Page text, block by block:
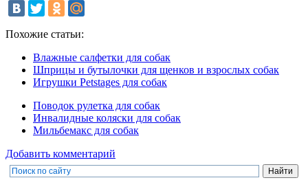
Похожие статьи:
Влажные салфетки для собак
Шприцы и бутылочки для щенков и взрослых собак
Игрушки Petstages для собак
Поводок рулетка для собак
Инвалидные коляски для собак
Мильбемакс для собак
Добавить комментарий